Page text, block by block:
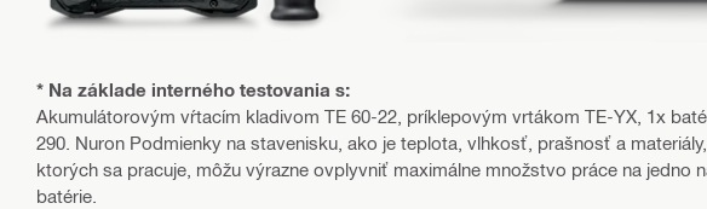
* Na základe interného testovania s:
Akumulátorovým vŕtacím kladivom TE 60-22, príklepovým vrtákom TE-YX, 1x
290. Nuron Podmienky na stavenisku, ako je teplota, vlhkosť, prašnosť a
ktorých sa pracuje, môžu výrazne ovplyvniť maximálne množstvo práce na jedno
batérie.